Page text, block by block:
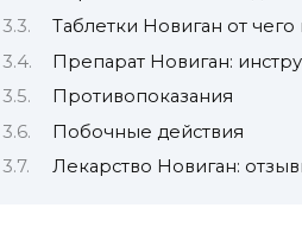
Таблетки Новиган от
Препарат Новиган:
Противопоказания
Побочные действия
Лекарство Новиган: